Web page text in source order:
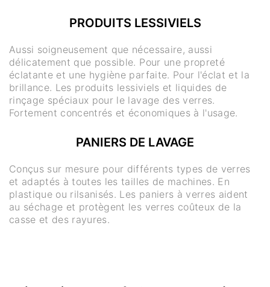
PRODUITS LESSIVIELS
Aussi soigneusement que nécessaire, aussi
délicatement que possible. Pour une propreté
éclatante et une hygiène parfaite. Pour l'éclat et la
brillance. Les produits lessiviels et liquides de
rinçage spéciaux pour le lavage des verres.
Fortement concentrés et économiques à l'usage.
PANIERS DE LAVAGE
Conçus sur mesure pour différents types de verres
et adaptés à toutes les tailles de machines. En
plastique ou rilsanisés. Les paniers à verres aident
au séchage et protègent les verres coûteux de la
casse et des rayures.